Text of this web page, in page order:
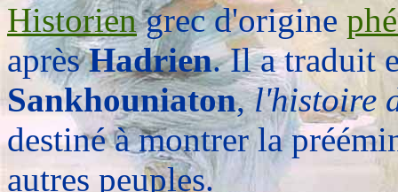
Historiengrec d'origine
aprèsHadrien. Il a traduit
Sankhouniaton,l'histoire
destiné à montrer la
autres peuples.